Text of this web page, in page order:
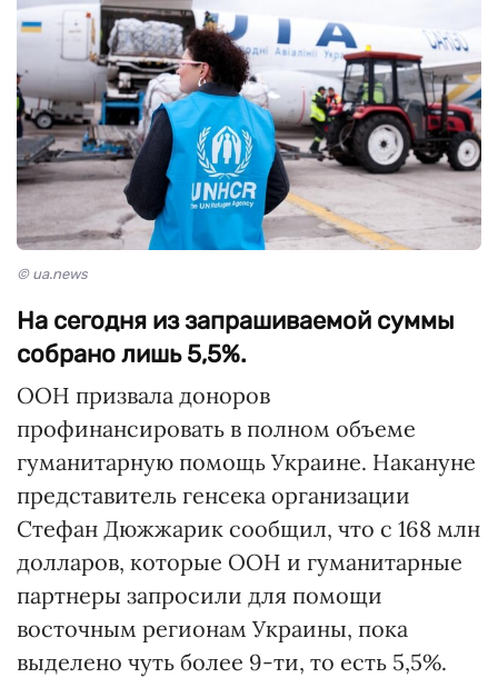
© ua.news
На сегодня из запрашиваемой суммы
собрано лишь 5,5%.
ООН призвала доноров
профинансировать в полном объеме
гуманитарную помощь Украине. Накануне
представитель генсека организации
Стефан Дюжжарик сообщил, что с 168 млн
долларов, которые ООН и гуманитарные
партнеры запросили для помощи
восточным регионам Украины, пока
выделено чуть более 9-ти, то есть 5,5%.